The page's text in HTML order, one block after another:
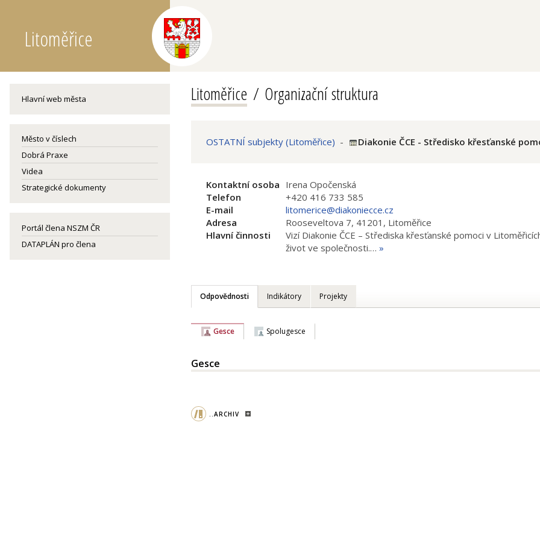
Litoměřice
Hlavní web města
Město v číslech
Dobrá Praxe
Videa
Strategické dokumenty
Portál člena NSZM ČR
DATAPLÁN pro člena
Litoměřice Organizační struktura
OSTATNÍ subjekty (Litoměřice) - Diakonie ČCE - Středisko křesťanské
Kontaktní osoba Irena Opočenská
Telefon
+420 416 733 585
E-mail
litomerice@diakoniecce.cz
Adresa
Rooseveltova 7, 41201, Litoměřice
Hlavní činnosti
Vizí Diakonie ČCE – Střediska křesťanské pomoci v
život ve společnosti.… »
Odpovědnosti Indikátory Projekty
Gesce Spolugesce
Gesce
..ARCHIV